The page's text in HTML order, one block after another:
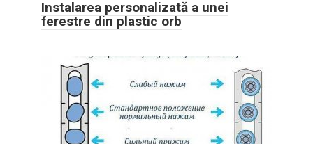
Instalarea personalizată a unei
ferestre din plastic orb